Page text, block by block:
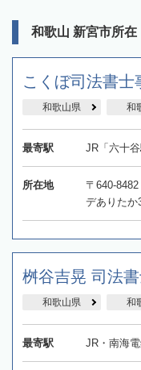
和歌山 新宮市所
こくぼ司法書士
和歌山県 和
最寄駅 JR「六十
所在地
〒640-
デありたか
桝谷吉晃 司法
和歌山県 和
最寄駅 JR・南海